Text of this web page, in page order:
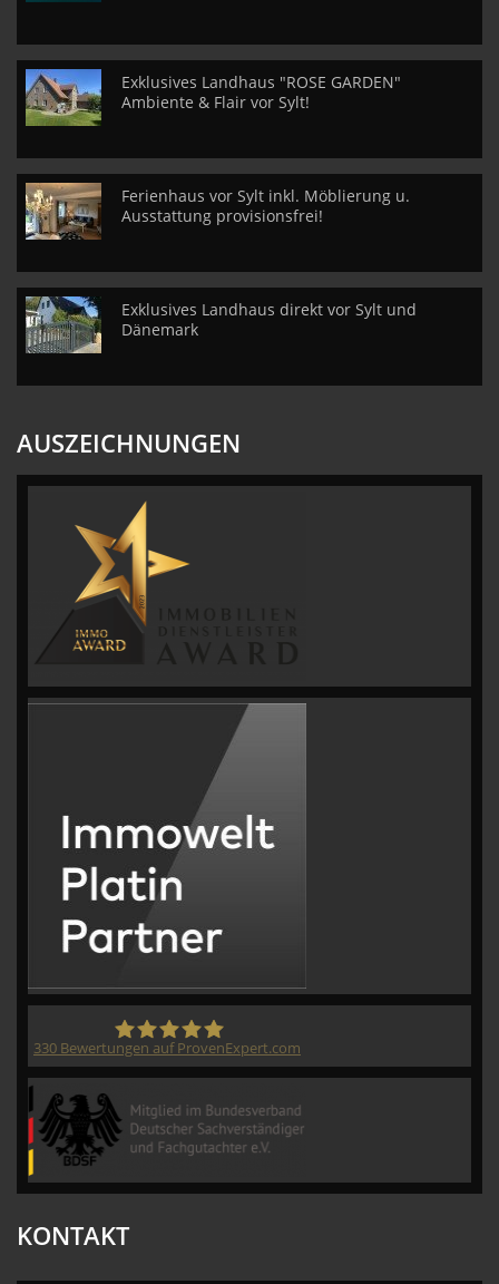
Exklusives Landhaus "ROSE GARDEN"
Ambiente & Flair vor Sylt!
Ferienhaus vor Sylt inkl. Möblierung u.
Ausstattung provisionsfrei!
Exklusives Landhaus direkt vor Sylt und
Dänemark
AUSZEICHNUNGEN
330 Bewertungen auf ProvenExpert.com
KONTAKT